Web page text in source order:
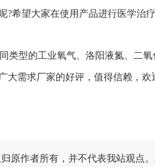
望大家在使用产品进行医学治
类型的工业氧气、洛阳液氮、二
需求厂家的好评，值得信赖，欢
原作者所有，并不代表我站观点